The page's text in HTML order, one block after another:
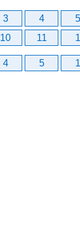
3 4 5
10 11 1
4 5 1